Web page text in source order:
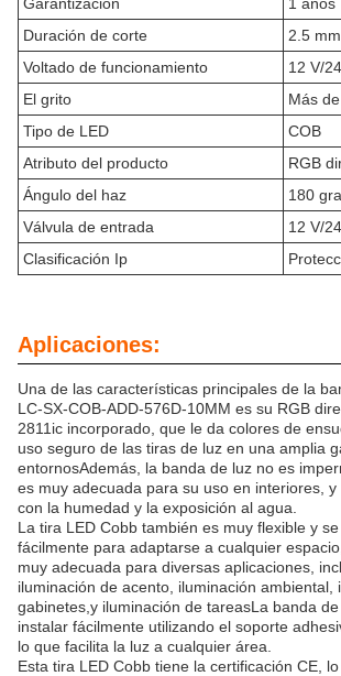
Duración de corte
2.5 mm
Voltado de funcionamiento
12 V/
El grito
Más
Tipo de LED
COB
Atributo del producto
RGB
Ángulo del haz
180
Válvula de entrada
12 V/
Clasificación Ip
Aplicaciones:
Una de las características principales de la
LC-SX-COB-ADD-576D-10MM es su RGB
2811ic incorporado, que le da colores de
uso seguro de las tiras de luz en una amplia
entornosAdemás, la banda de luz no es
es muy adecuada para su uso en interiores,
con la humedad y la exposición al agua.
La tira LED Cobb también es muy flexible y
fácilmente para adaptarse a cualquier
muy adecuada para diversas aplicaciones,
iluminación de acento, iluminación ambiental,
gabinetes,y iluminación de tareasLa banda
instalar fácilmente utilizando el soporte
lo que facilita la luz a cualquier área.
Esta tira LED Cobb tiene la certificación CE,